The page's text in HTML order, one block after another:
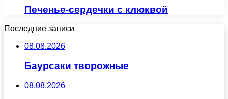
Печенье-сердечки с клюквой
Последние записи
08.08.2026
Баурсаки творожные
08.08.2026